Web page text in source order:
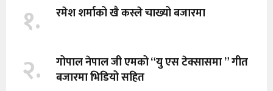
१. रमेश शर्माको खै कस्ले चाख्यो बजारमा
२.
गोपाल नेपाल जी एमको “यु एस टेक्सासमा ” गीत
बजारमा भिडियो सहित